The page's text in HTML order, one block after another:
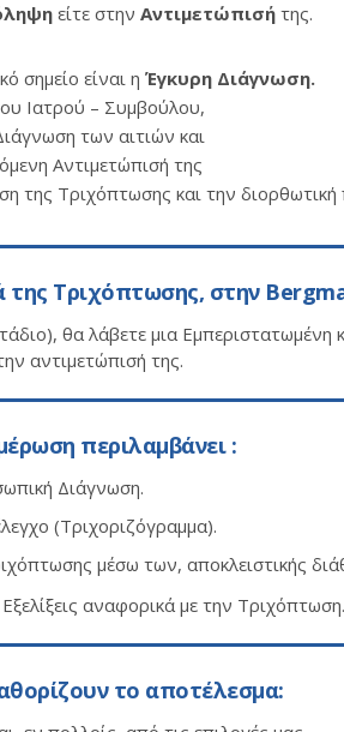
είτε στην Αντιμετώπισήτης.
σημείο είναι η Έγκυρη Διάγνωση.
Ιατρού – Συμβούλου,
των αιτιών και
Αντιμετώπισή της
της Τριχόπτωσης και την
Τριχόπτωσης, στην
θα λάβετε μια Εμπεριστατωμένη
αντιμετώπισή της.
περιλαμβάνει :
Διάγνωση.
(Τριχοριζόγραμμα).
μέσω των, αποκλειστικής
αναφορικά με την Τριχόπτωση.
το αποτέλεσμα: